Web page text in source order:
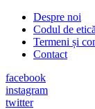
Despre noi
Codul de etică
Termeni și
Contact
facebook
instagram
twitter